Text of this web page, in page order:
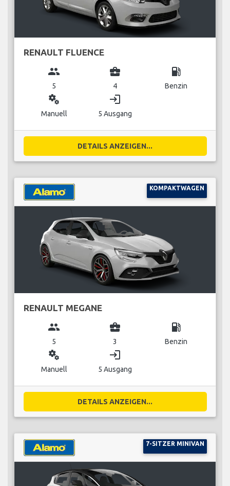
RENAULT FLUENCE
group
5
business_center
4
local_gas_station
Benzin
miscellaneous_services
Manuell
login
5 Ausgang
DETAILS ANZEIGEN...
KOMPAKTWAGEN
RENAULT MEGANE
group
5
business_center
3
local_gas_station
Benzin
miscellaneous_services
Manuell
login
5 Ausgang
DETAILS ANZEIGEN...
7-SITZER MINIVAN